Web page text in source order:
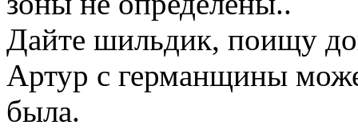
Дайте шильдик, поищу
Артур с германщины
была.